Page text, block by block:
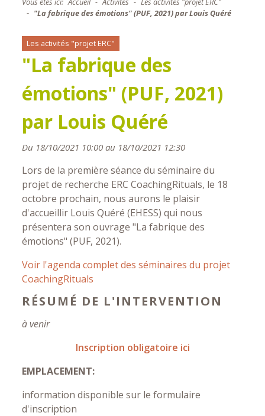
"La fabrique des émotions" (PUF, 2021) par Louis Quéré
Les activités "projet ERC"
"La fabrique des
émotions" (PUF, 2021)
par Louis Quéré
Du 18/10/2021 10:00 au 18/10/2021 12:30
Lors de la première séance du séminaire du
projet de recherche ERC CoachingRituals, le 18
octobre prochain, nous aurons le plaisir
d'accueillir Louis Quéré (EHESS) qui nous
présentera son ouvrage "La fabrique des
émotions" (PUF, 2021).
Voir l'agenda complet des séminaires du projet
CoachingRituals
RÉSUMÉ DE L'INTERVENTION
à venir
Inscription obligatoire ici
EMPLACEMENT:
information disponible sur le formulaire
d'inscription